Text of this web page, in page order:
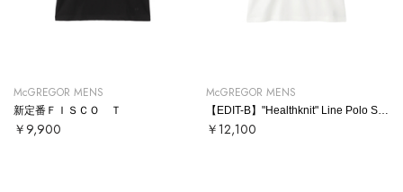
McGREGOR MENS
新定番ＦＩＳＣＯ Ｔ
￥9,900
McGREGOR MENS
￥12,100